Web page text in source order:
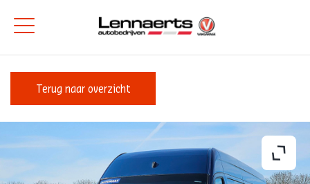
Terug naar overzicht